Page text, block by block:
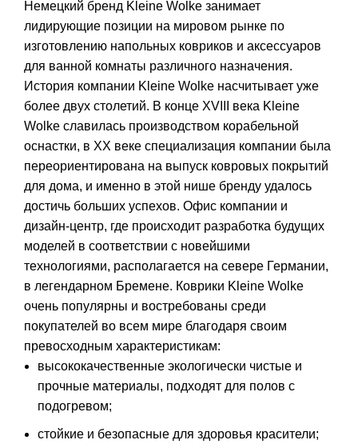
Немецкий бренд Kleine Wolke занимает
лидирующие позиции на мировом рынке по
изготовлению напольных ковриков и аксессуаров
для ванной комнаты различного назначения.
История компании Kleine Wolke насчитывает уже
более двух столетий. В конце XVIII века Kleine
Wolke славилась производством корабельной
оснастки, в ХХ веке специализация компании была
переориентирована на выпуск ковровых покрытий
для дома, и именно в этой нише бренду удалось
достичь больших успехов. Офис компании и
дизайн-центр, где происходит разработка будущих
моделей в соответствии с новейшими
технологиями, располагается на севере Германии,
в легендарном Бремене. Коврики Kleine Wolke
очень популярны и востребованы среди
покупателей во всем мире благодаря своим
превосходным характеристикам:
высококачественные экологически чистые и
прочные материалы, подходят для полов с
подогревом;
стойкие и безопасные для здоровья красители;